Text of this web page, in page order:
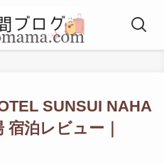
SUNSUI NAHA
泊レビュー｜